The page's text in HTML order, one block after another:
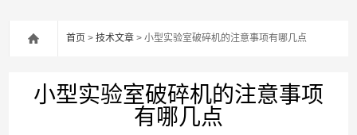
首页 >技术文章 > 小型实验室破碎机的注意事项有哪几点
小型实验室破碎机的注意事项
有哪几点